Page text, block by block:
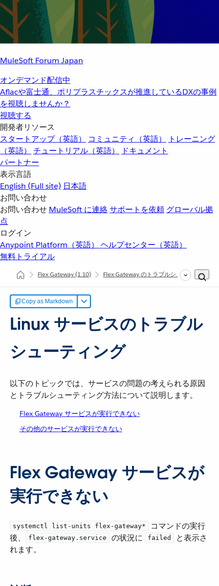
MuleSoft Forum Japan
オンデマンド配信中
Aflacや富士通、ポリプラスチックスが推進しているDXの事例
を視聴しませんか？
視聴する
開発者リソース
スタートアップ（英語）
コミュニティ（英語）
トレーニング
（英語）
チュートリアル（英語）
ドキュメント
パートナー
表示言語
English (Full site) 日本語
お問い合わせ
お問い合わせ MuleSoft に連絡サポートを依頼 グローバル拠
点
ログイン
Anypoint Platform（英語） ヘルプセンター（英語）
無料トライアル
Flex Gateway(1.10) Flex Gateway のトラブルシューティング
Copy as Markdown
Linux サービスのトラブル
シューティング
以下のトピックでは、サービスの問題の考えられる原因
とトラブルシューティング方法について説明します。
Flex Gateway サービスが実行できない
その他のサービスが実行できない
Flex Gateway サービスが
実行できない
systemctl list-units flex-gateway*
​ コマンドの実行
後、​
flex-gateway.service ​ の状況に ​ failed
​ と表示さ
れます。